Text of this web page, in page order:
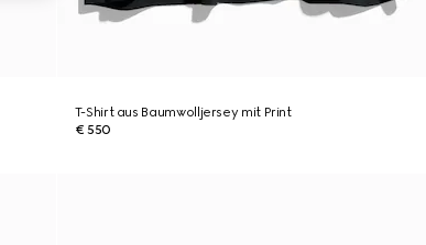
T-Shirt aus Baumwolljersey mit Print
€ 550